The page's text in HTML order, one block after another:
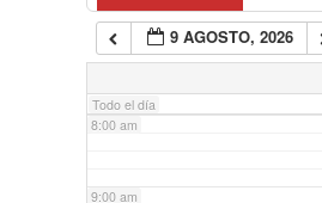
9 AGOSTO, 2026
Todo el día
7:00 am
8:00 am
9:00 am